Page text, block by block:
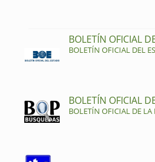
BOLETÍN OFICIAL
BOLETÍN OFICIAL DEL
BOLETÍN OFICIAL
BOLETÍN OFICIAL DE